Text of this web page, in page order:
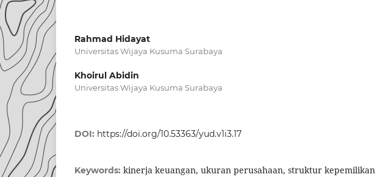
Rahmad Hidayat
Universitas Wijaya Kusuma Surabaya
Khoirul Abidin
Universitas Wijaya Kusuma Surabaya
DOI: https://doi.org/10.53363/yud.v1i3.17
Keywords: kinerja keuangan, ukuran perusahaan, struktur kepemilikan